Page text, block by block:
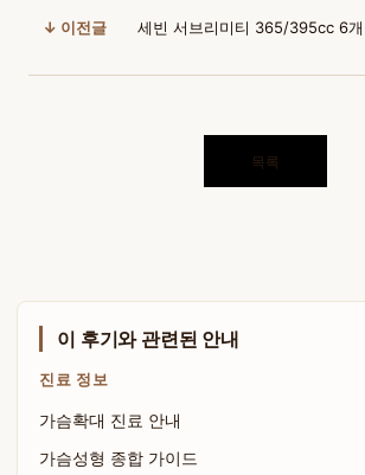
↓ 이전글
목록
이 후기와 관련된 안내
진료 정보
가슴확대 진료 안내
가슴성형 종합 가이드